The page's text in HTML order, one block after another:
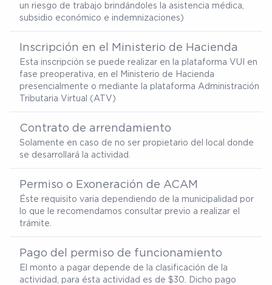
un riesgo de trabajo brindándoles la asistencia médica,
subsidio económico e indemnizaciones)
Inscripción en el Ministerio de Hacienda
Esta inscripción se puede realizar en la plataforma VUI en
fase preoperativa, en el Ministerio de Hacienda
presencialmente o mediante la plataforma Administración
Tributaria Virtual (ATV)
Contrato de arrendamiento
Solamente en caso de no ser propietario del local donde
se desarrollará la actividad.
Permiso o Exoneración de ACAM
Éste requisito varia dependiendo de la municipalidad por
lo que le recomendamos consultar previo a realizar el
trámite.
Pago del permiso de funcionamiento
El monto a pagar depende de la clasificación de la
actividad, para ésta actividad es de $30. Dicho pago